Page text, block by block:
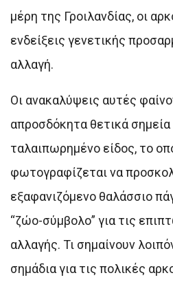
μέρη της Γροιλανδίας, οι
ενδείξεις γενετικής
αλλαγή.
Οι ανακαλύψεις αυτές
απροσδόκητα θετικά σημεία
ταλαιπωρημένο είδος, το
φωτογραφίζεται να
εξαφανιζόμενο θαλάσσιο
“ζώο-σύμβολο” για τις
αλλαγής. Τι σημαίνουν
σημάδια για τις πολικές